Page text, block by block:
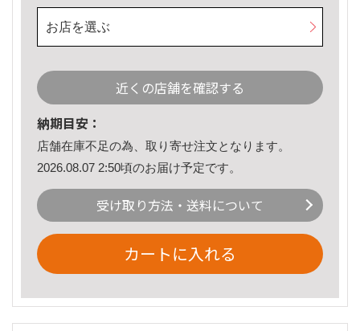
お店を選ぶ
近くの店舗を確認する
納期目安：
店舗在庫不足の為、取り寄せ注文となります。
2026.08.07 2:50頃のお届け予定です。
受け取り方法・送料について
カートに入れる